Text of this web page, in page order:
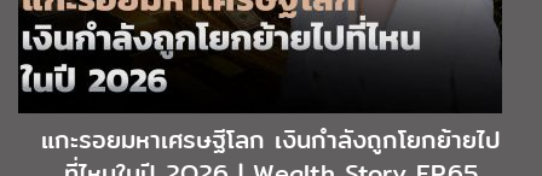
แกะรอยมหาเศรษฐีโลก เงินกำลังถูกโยกย้ายไป